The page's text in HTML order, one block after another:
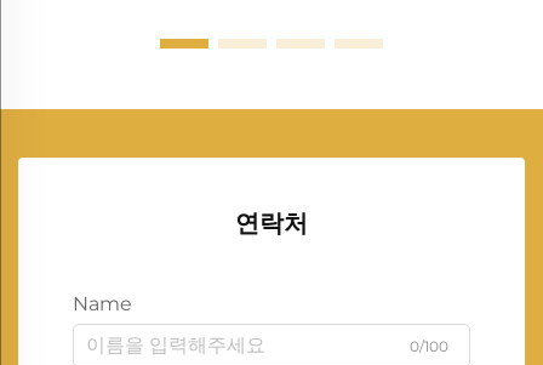
연락처
Name
0/100